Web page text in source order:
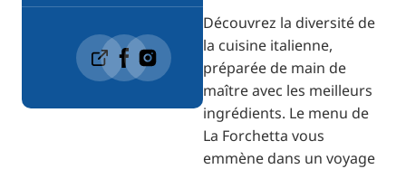
Découvrez la diversité de
la cuisine italienne,
préparée de main de
maître avec les meilleurs
ingrédients. Le menu de
La Forchetta vous
emmène dans un voyage